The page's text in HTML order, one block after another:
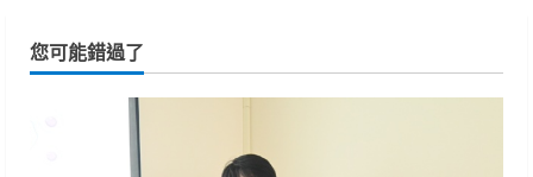
您可能錯過了